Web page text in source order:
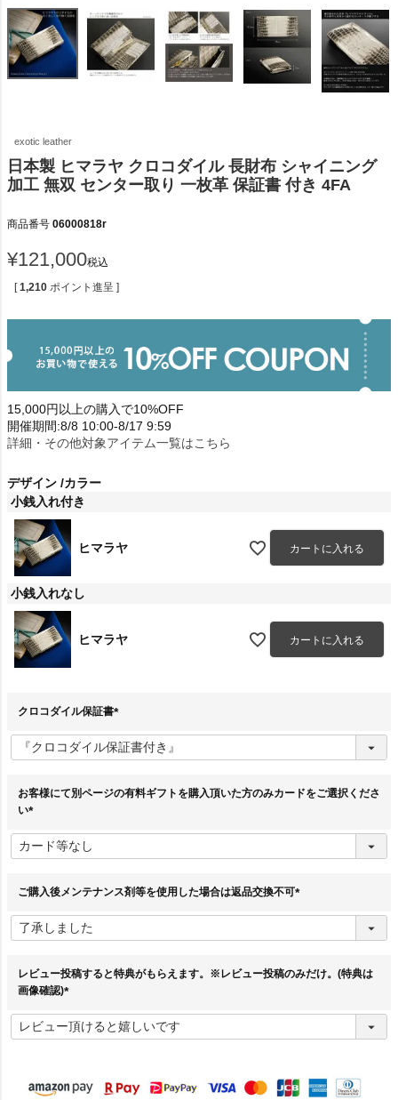
exotic leather
日本製 ヒマラヤ クロコダイル 長財布 シャイニング
加工 無双 センター取り 一枚革 保証書 付き 4FA
商品番号 06000818r
¥121,000税込
[ 1,210 ポイント進呈 ]
15,000円以上の購入で10%OFF
開催期間:8/8 10:00-8/17 9:59
詳細・その他対象アイテム一覧はこちら
デザイン カラー
小銭入れ付き
ヒマラヤ カートに入れる
小銭入れなし
ヒマラヤ カートに入れる
クロコダイル保証書
必
須
お客様にて別ページの有料ギフトを購入頂いた方のみカードをご選択くださ
い
必
須
ご購入後メンテナンス剤等を使用した場合は返品交換不可
須
レビュー投稿すると特典がもらえます。※レビュー投稿のみだけ。(特典は
画像確認)
必
須